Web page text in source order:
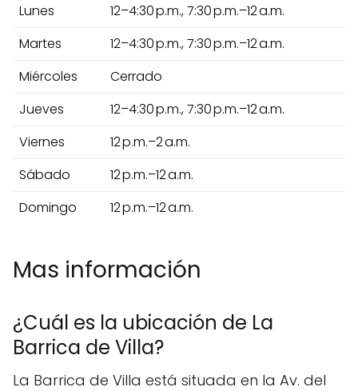
Lunes
12–4:30 p.m., 7:30 p.m.–12 a.m.
Martes
12–4:30 p.m., 7:30 p.m.–12 a.m.
Miércoles
Cerrado
Jueves
12–4:30 p.m., 7:30 p.m.–12 a.m.
Viernes
12 p.m.–2 a.m.
Sábado
12 p.m.–12 a.m.
Domingo
12 p.m.–12 a.m.
Mas información
¿Cuál es la ubicación de La
Barrica de Villa?
La Barrica de Villa está situada en la Av. del